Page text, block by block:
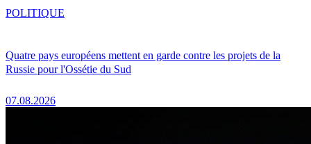
Quatre pays européens mettent en garde contre les projets de la
Russie pour l'Ossétie du Sud
07.08.2026
POLITIQUE